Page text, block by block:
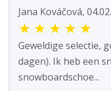
Jana Kováčová,
★ ★ ★ ★ ★
Geweldige selectie,
dagen). Ik heb een
snowboardschoe...